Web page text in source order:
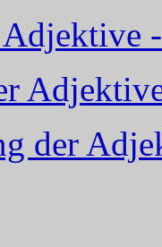
der